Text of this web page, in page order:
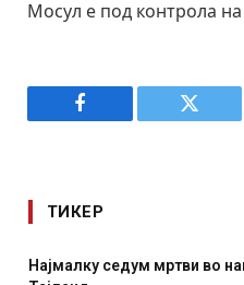
Мосул е под контрола
Facebook Twitter
ТИКЕР
врз училиште во